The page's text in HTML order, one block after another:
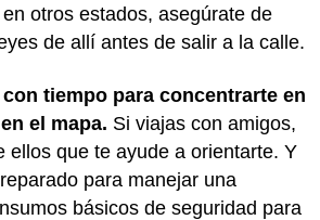
otros estados, asegúrate de
de allí antes de salir a la calle.
tiempo para concentrarte en
el mapa. Si viajas con amigos,
ellos que te ayude a orientarte. Y
para manejar una
básicos de seguridad para